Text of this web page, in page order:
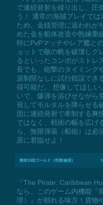
で連続発射を繰り出し、圧
う！ 通常の海賊プレイで
ため、金銭管理に追われが
めた金を船体改造や熟練乗
特にPvPマッチやレア艦と
ョットで敵の帆を破壊しグ
るといったコンボがストレ
長でも、砲撃のタイミング
源制限なしに試行錯誤でき
得可能だ。 想像してほし
いで、爆弾を浴びせながら
視してモルタルを降らせる
団に連続発射で牽制する爽
ではなく、戦術の幅を広げ
ら、無限弾薬（船砲）は必
原に君臨せよ！
簡単10倍ゴールド（売買/修理）
『The Pirate: Caribbean
なら、このゲーム内機能『
理）』が頼れる味方！貨物